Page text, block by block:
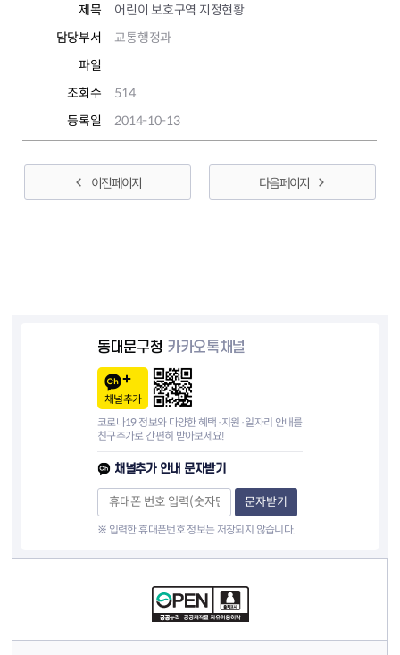
제목
어린이 보호구역 지정현황
담당부서
교통행정과
파일
조회수
514
등록일
2014-10-13
이전 페이지 다음 페이지
동대문구청 카카오톡채널
채널추가
코로나19 정보와 다양한 혜택·지원·일자리 안내를
친구추가로 간편히 받아보세요!
채널추가 안내 문자받기
문자받기
※ 입력한 휴대폰번호 정보는 저장되지 않습니다.